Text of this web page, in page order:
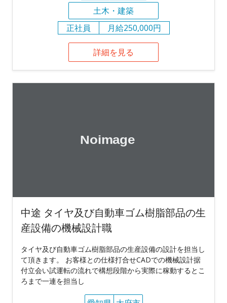
土木・建築
正社員
月給250,000円
詳細を見る
中途 タイヤ及び自動車ゴム樹脂部品の生
産設備の機械設計職
タイヤ及び自動車ゴム樹脂部品の生産設備の設計を担当し
て頂きます。 お客様との仕様打合せCADでの機械設計据
付立会い試運転の流れで構想段階から実際に稼動するとこ
ろまで一連を担当し